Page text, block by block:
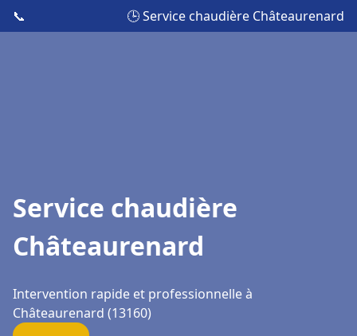
📞 🕒 Service chaudière Châteaurenard
Service chaudière
Châteaurenard
Intervention rapide et professionnelle à
Châteaurenard (13160)